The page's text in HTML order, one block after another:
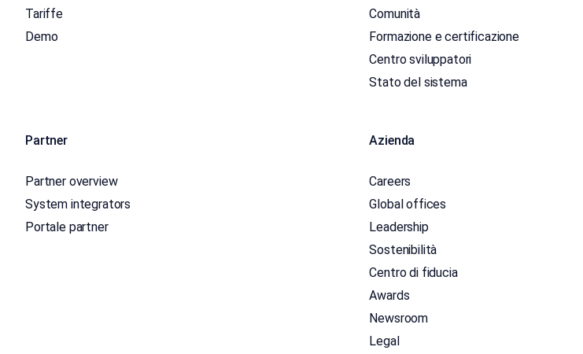
Tariffe
Demo
Comunità
Formazione e certificazione
Centro sviluppatori
Stato del sistema
Partner
Partner overview
System integrators
Portale partner
Azienda
Careers
Global offices
Leadership
Sostenibilità
Centro di fiducia
Awards
Newsroom
Legal